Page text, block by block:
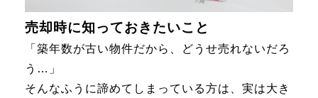
売却時に知っておきたいこと
「築年数が古い物件だから、どうせ売れないだろ
う…」
そんなふうに諦めてしまっている方は、実は大き